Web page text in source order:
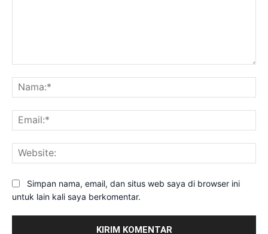
Simpan nama, email, dan situs web saya di browser ini
untuk lain kali saya berkomentar.